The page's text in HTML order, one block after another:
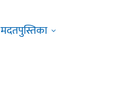
मदतपुस्तिका